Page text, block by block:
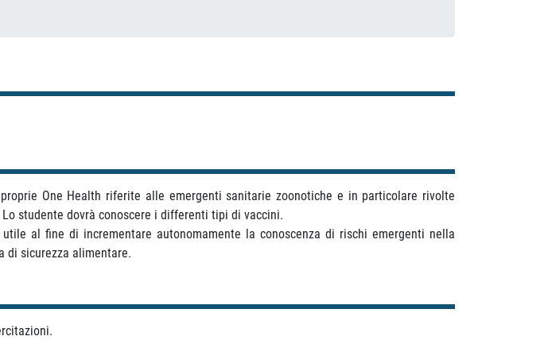
One Health riferite alle emergenti sanitarie zoonotiche e in particolare rivolte
studente dovrà conoscere i differenti tipi di vaccini.
al fine di incrementare autonomamente la conoscenza di rischi emergenti nella
di sicurezza alimentare.